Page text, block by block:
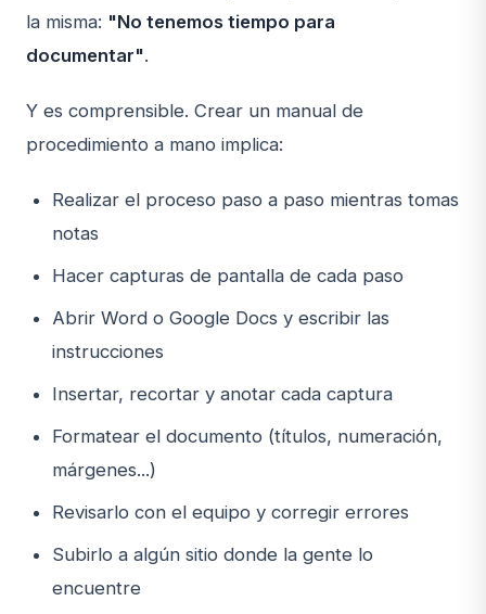
la misma: "No tenemos tiempo para
documentar".
Y es comprensible. Crear un manual de
procedimiento a mano implica:
Realizar el proceso paso a paso mientras tomas
notas
Hacer capturas de pantalla de cada paso
Abrir Word o Google Docs y escribir las
instrucciones
Insertar, recortar y anotar cada captura
Formatear el documento (títulos, numeración,
márgenes...)
Revisarlo con el equipo y corregir errores
Subirlo a algún sitio donde la gente lo
encuentre